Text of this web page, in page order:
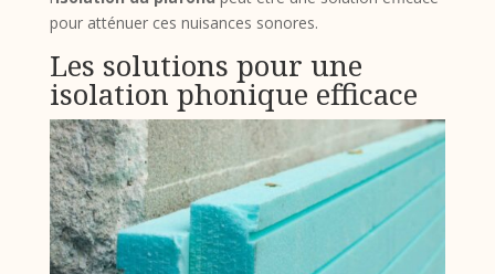
pour atténuer ces nuisances sonores.
Les solutions pour une
isolation phonique efficace